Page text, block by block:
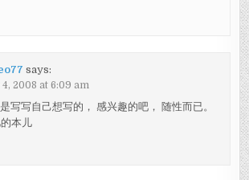
says:
4, 2008 at 6:09 am
写写自己想写的， 感兴趣的吧， 随性而已。
本儿